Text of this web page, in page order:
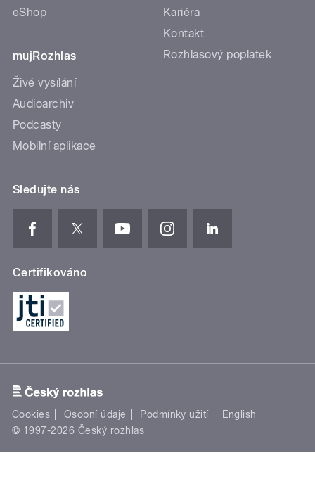
eShop
mujRozhlas
Živé vysílání
Audioarchiv
Podcasty
Mobilní aplikace
Kariéra
Kontakt
Rozhlasový poplatek
Sledujte nás
Certifikováno
Cookies Osobní údaje Podmínky užití
English
© 1997-2026 Český rozhlas